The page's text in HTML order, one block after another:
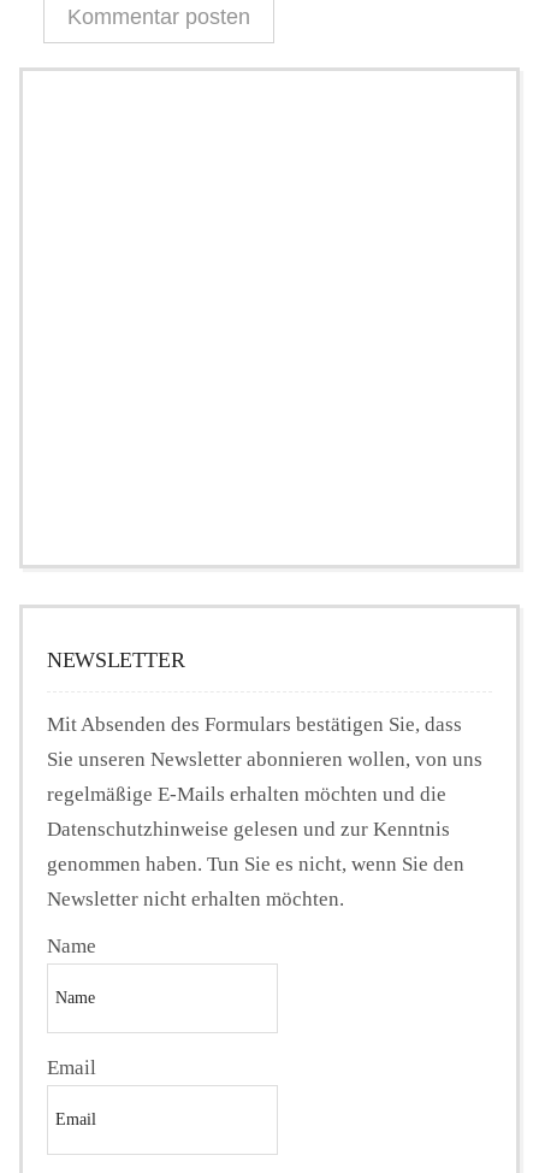
NEWSLETTER
Mit Absenden des Formulars bestätigen Sie, dass
Sie unseren Newsletter abonnieren wollen, von uns
regelmäßige E-Mails erhalten möchten und die
Datenschutzhinweise gelesen und zur Kenntnis
genommen haben. Tun Sie es nicht, wenn Sie den
Newsletter nicht erhalten möchten.
Name
Email